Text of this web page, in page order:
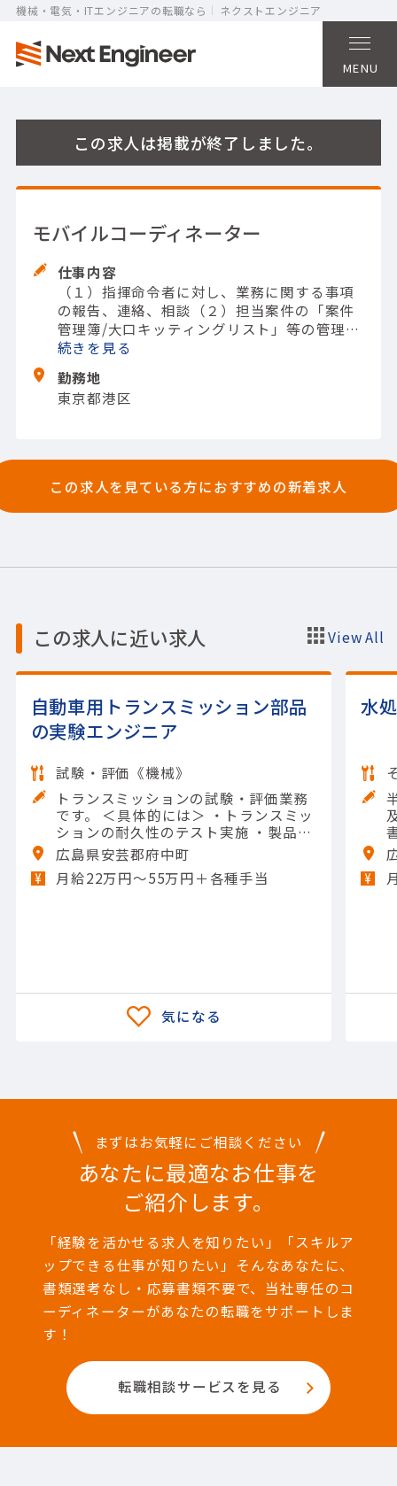
機械・電気・ITエンジニアの転職なら ネクストエンジニア
MENU
この求人は掲載が終了しました。
モバイルコーディネーター
仕事内容
（１）指揮命令者に対し、業務に関する事項
の報告、連絡、相談 （２）担当案件の「案件
管理簿/大口キッティングリスト」等の管理系
リストへの入力と最新状態への更新（日次ま
各種必要システム等への入力・更新（随時）
【担当製品】(情報・通信)その他情報・通信
続きを
勤務地
東京都港区
この求人を見ている方におすすめの新着求人
この求人に近い求人 View All
自動車用トランスミッション部品
の実験エンジニア
試験・評価《機械》
トランスミッションの試験・評価業務
です。 ＜具体的には＞ ・トランスミッ
ションの耐久性のテスト実施 ・製品の
熱への強さの評価 ・構造上の強度の確
認 ・異音や揺れが発生しないかのチェ
ック ・テスト結果のデータ取りまとめ
広島県安芸郡府中町
月給22万円〜55万円＋各種手当
水
まずはお気軽にご相談ください
あなたに最適なお仕事を
ご紹介します。
「経験を活かせる求人を知りたい」「スキルア
ップできる仕事が知りたい」そんなあなたに、
書類選考なし・応募書類不要で、当社専任のコ
ーディネーターがあなたの転職をサポートしま
す！
転職相談サービスを見る